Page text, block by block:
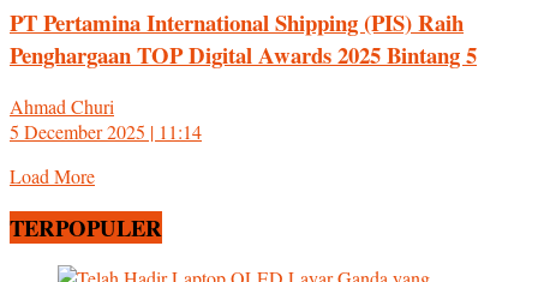
PT Pertamina International Shipping (PIS) Raih
Penghargaan TOP Digital Awards 2025 Bintang 5
Ahmad Churi
5 December 2025 | 11:14
Load More
TERPOPULER